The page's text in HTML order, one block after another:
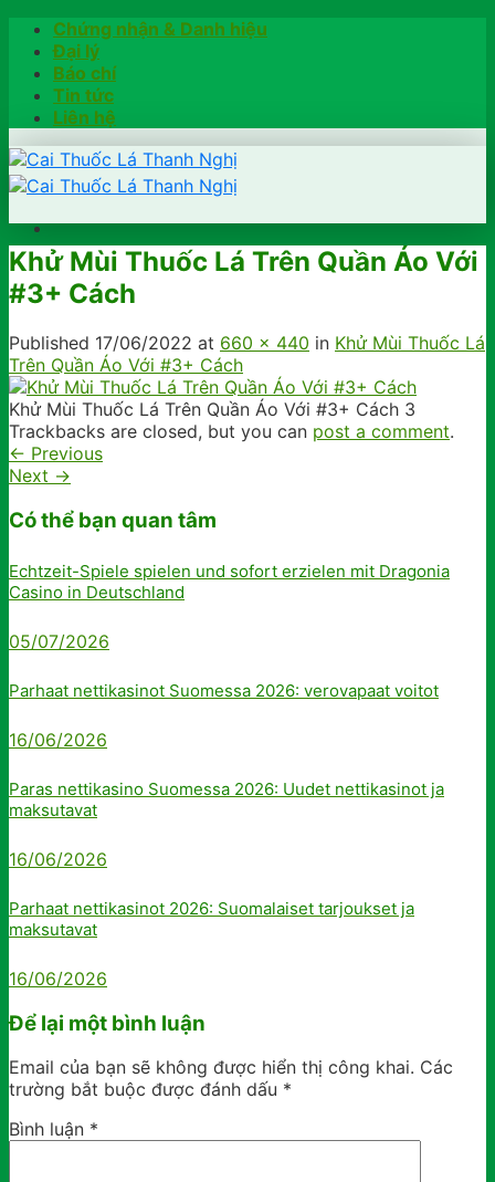
Skip
content
Chứng nhận & Danh hiệu
Đại lý
Báo chí
Tin tức
Liên hệ
Trang chủ
Hướng dẫn
Kiểm tra chính hãng
Đặt hàng
Hotline: 0902791922
Khử Mùi Thuốc Lá Trên Quần Áo Với
#3+ Cách
Published 17/06/2022 at 660 × 440 in Khử Mùi Thuốc Lá
Trên Quần Áo Với #3+ Cách
Khử Mùi Thuốc Lá Trên Quần Áo Với #3+ Cách 3
Trackbacks are closed, but you can post a comment.
← Previous
Next →
Có thể bạn quan tâm
Echtzeit-Spiele spielen und sofort erzielen mit Dragonia
Casino in Deutschland
05/07/2026
Parhaat nettikasinot Suomessa 2026: verovapaat voitot
16/06/2026
Paras nettikasino Suomessa 2026: Uudet nettikasinot ja
maksutavat
16/06/2026
Parhaat nettikasinot 2026: Suomalaiset tarjoukset ja
maksutavat
16/06/2026
Để lại một bình luận
Email của bạn sẽ không được hiển thị công khai. Các
trường bắt buộc được đánh dấu *
Bình luận *